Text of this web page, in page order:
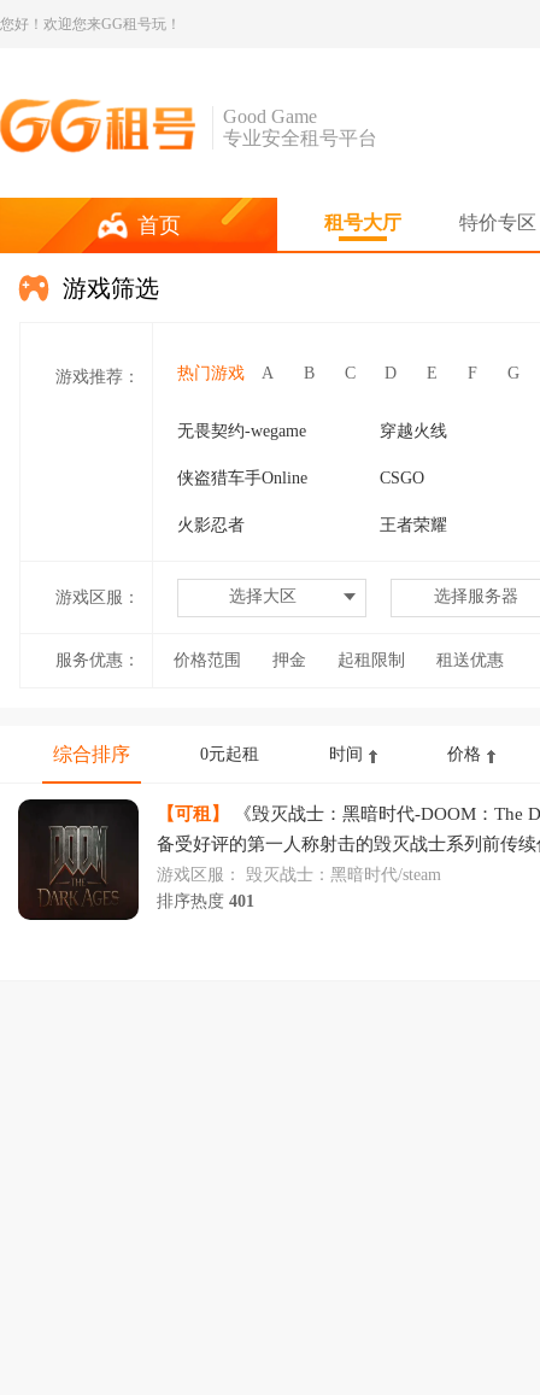
您好！欢迎您来GG租号玩！
Good Game
专业安全租号平台
首页 租号大厅 特价专区
游戏筛选
游戏推荐： 热门游戏 A B C D E F G
无畏契约-wegame 穿越火线
侠盗猎车手Online CSGO
火影忍者 王者荣耀
游戏区服： 选择大区 选择服务器
服务优惠： 价格范围 押金 起租限制 租送优惠
综合排序 0元起租 时间 价格
【可租】
《毁灭战士：黑暗时代-DOOM：The
备受好评的第一人称射击的毁灭战士系列前传
身为传奇屠魔勇士——毁灭战士，对抗永无止尽
游戏区服： 毁灭战士：黑暗时代/steam
排序热度 401